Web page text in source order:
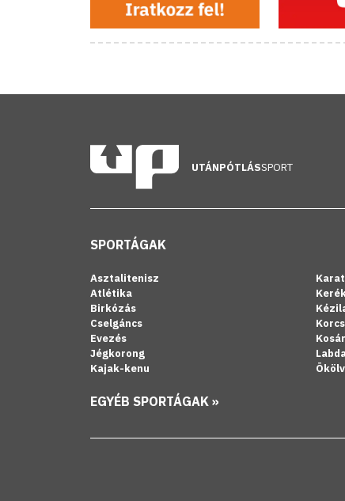
UTÁNPÓTLÁSSPORT
SPORTÁGAK
Asztalitenisz
Atlétika
Birkózás
Cselgáncs
Evezés
Jégkorong
Kajak-kenu
EGYÉB SPORTÁGAK »